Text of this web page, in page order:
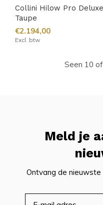
Collini Hilow Pro Deluxe
Taupe
€2.194,00
Excl. btw
Seen 10
Meld je
Ontvang de